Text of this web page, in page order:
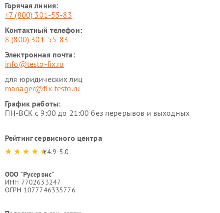
Горячая линия:
+7 (800) 301-55-83
Контактный телефон:
8 (800) 301-55-83
Электронная почта:
info@testo-fix.ru
для юридических лиц
manager@fix-testo.ru
График работы:
ПН-ВСК с 9:00 до 21:00 без перерывов и выходных
Рейтинг сервисного центра
4.9-5.0
ООО "Русервис"
ИНН 7702633247
ОГРН 1077746335776